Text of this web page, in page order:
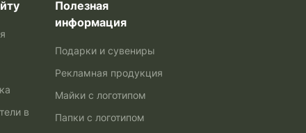
в
Полезная
информация
Подарки и сувениры
Рекламная продукция
Майки с логотипом
Папки с логотипом